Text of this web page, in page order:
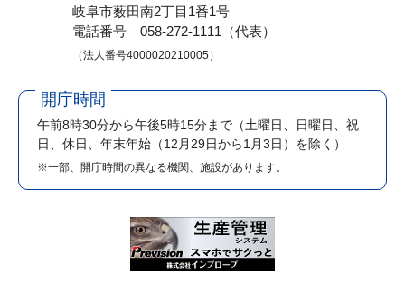
岐阜市薮田南2丁目1番1号
電話番号 058-272-1111（代表）
（法人番号4000020210005）
開庁時間
午前8時30分から午後5時15分まで （土曜日、日曜日、祝
日、休日、年末年始（12月29日から1月3日）を除く）
※一部、開庁時間の異なる機関、施設があります。